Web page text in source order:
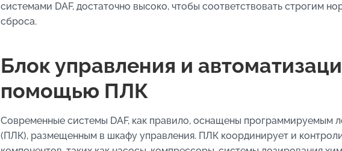
системами DAF, достаточно высоко, чтобы соответствовать строгим
сброса.
Блок управления и
помощью ПЛК
Современные системы DAF, как правило, оснащены программируемым
(ПЛК), размещенным в шкафу управления. ПЛК координирует и